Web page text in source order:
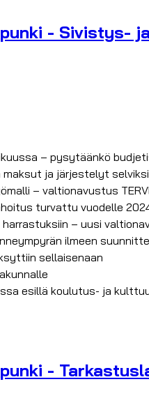
- Sivistys-
– pysytäänkö
maksut ja järjestelyt
– valtionavustus
turvattu vuodelle
– uusi
ilmeen
sellaisenaan
esillä koulutus- ja
-